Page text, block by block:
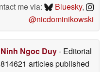
me via:
Bluesky,
@nicdominikowski
Ninh Ngoc Duy- Editorial
articles published